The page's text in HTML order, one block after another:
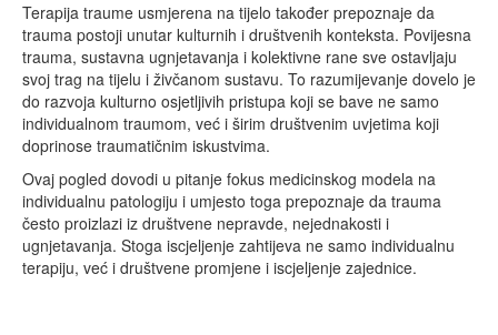
Terapija traume usmjerena na tijelo također prepoznaje da
trauma postoji unutar kulturnih i društvenih konteksta. Povijesna
trauma, sustavna ugnjetavanja i kolektivne rane sve ostavljaju
svoj trag na tijelu i živčanom sustavu. To razumijevanje dovelo je
do razvoja kulturno osjetljivih pristupa koji se bave ne samo
individualnom traumom, već i širim društvenim uvjetima koji
doprinose traumatičnim iskustvima.
Ovaj pogled dovodi u pitanje fokus medicinskog modela na
individualnu patologiju i umjesto toga prepoznaje da trauma
često proizlazi iz društvene nepravde, nejednakosti i
ugnjetavanja. Stoga iscjeljenje zahtijeva ne samo individualnu
terapiju, već i društvene promjene i iscjeljenje zajednice.